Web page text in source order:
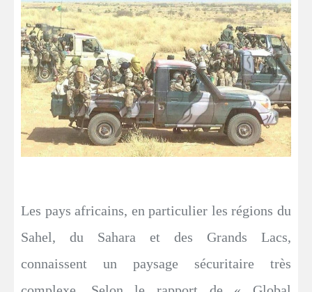
Les pays africains, en particulier les régions du
Sahel, du Sahara et des Grands Lacs,
connaissent un paysage sécuritaire très